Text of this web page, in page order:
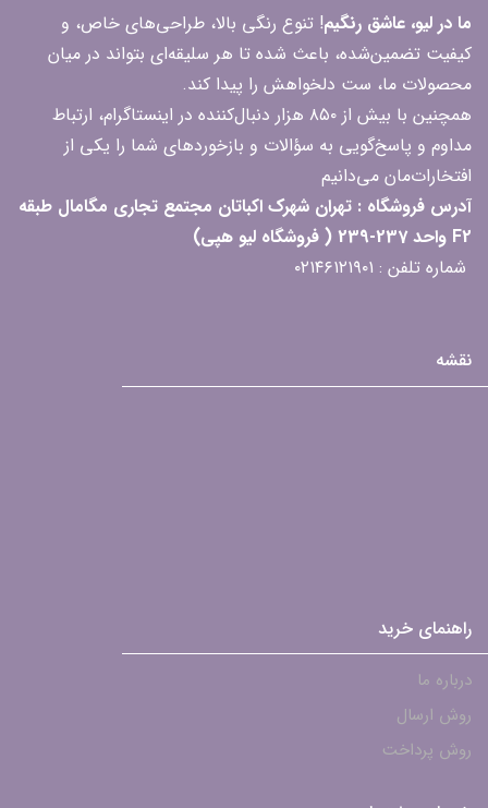
ما در لیو، عاشق رنگیم! تنوع رنگی بالا، طراحی‌های خاص، و
کیفیت تضمین‌شده، باعث شده تا هر سلیقه‌ای بتواند در میان
محصولات ما، ست دلخواهش را پیدا کند.
همچنین با بیش از ۸۵۰ هزار دنبال‌کننده در اینستاگرام، ارتباط
مداوم و پاسخ‌گویی به سؤالات و بازخوردهای شما را یکی از
افتخارات‌مان می‌دانیم
آدرس فروشگاه : تهران شهرک اکباتان مجتمع تجاری مگامال طبقه
F2 واحد 237-239 ( فروشگاه لیو هپی)
شماره تلفن : ۰۲۱۴۶۱۲۱۹۰۱
نقشه
راهنمای خرید
درباره ما
روش ارسال
روش پرداخت